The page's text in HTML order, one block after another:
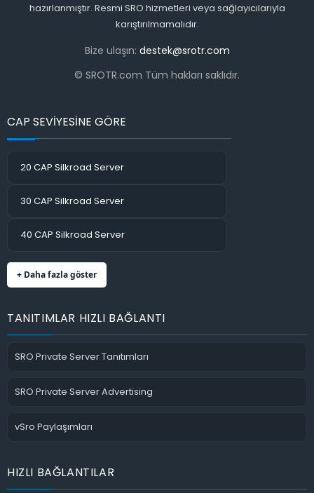
hazırlanmıştır. Resmi SRO hizmetleri veya sağlayıcılarıyla
karıştırılmamalıdır.
Bize ulaşın: destek@srotr.com
© SROTR.com Tüm hakları saklıdır.
CAP SEVİYESİNE GÖRE
20 CAP Silkroad Server
30 CAP Silkroad Server
40 CAP Silkroad Server
+ Daha fazla göster
TANITIMLAR HIZLI BAĞLANTI
SRO Private Server Tanıtımları
SRO Private Server Advertising
vSro Paylaşımları
HIZLI BAĞLANTILAR